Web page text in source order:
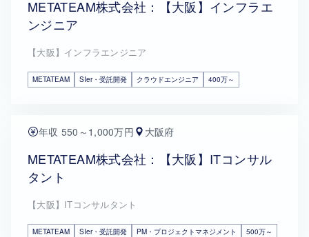
METATEAM株式会社：【大阪】インフラエ
ンジニア
【大阪】インフラエンジニア
METATEAM SIer・受託開発 クラウドエンジニア 400万～
年収 550～1,000万円 大阪府
METATEAM株式会社：【大阪】ITコンサル
タント
【大阪】ITコンサルタント
METATEAM SIer・受託開発 PM・プロジェクトマネジメント 500万～